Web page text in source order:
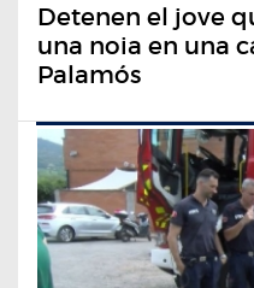
Detenen el jove
una noia en una
Palamós